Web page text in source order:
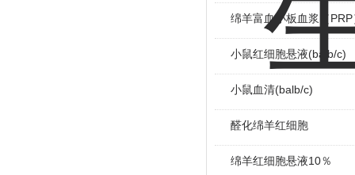
绵羊富血小板血浆（PRP
小鼠红细胞悬液(balb/c)
小鼠血清(balb/c)
醛化绵羊红细胞
绵羊红细胞悬液10％